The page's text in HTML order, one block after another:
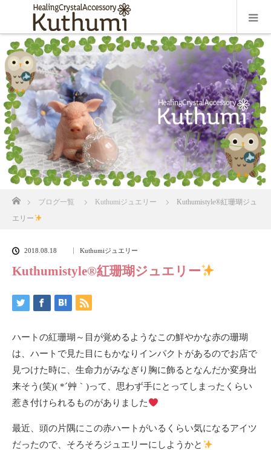
ブログ一覧 Kuthumiジュエリー Kuthumistyle®️紅珊瑚ジュ
エリー
2018.08.18 Kuthumiジュエリー
Kuthumistyle®️紅珊瑚ジュエリー
ハートの紅珊瑚～目が覚めるようなこの鮮やかな赤の珊瑚
は、ハートで見た目にもかなりインパクトがあるのでお店で
見つけた時に、生命力がみなぎり胸に飾るとなんだか変身出
来そう(笑)( *´艸｀)って、思わず手にとってしまったくらい
惹き付けられるものがありました
最近、頭の片隅にこの赤ハートがいるくらい気になるアイツ
だったので、そろそろジュエリーにしようかと